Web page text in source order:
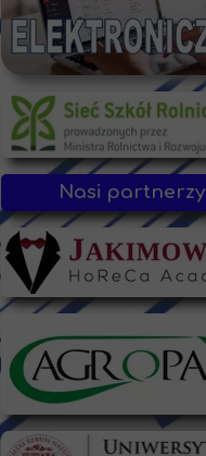
Nasi partnerzy